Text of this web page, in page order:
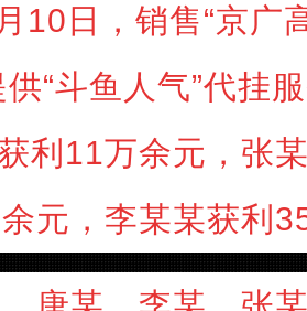
10日，销售“京广
供“斗鱼人气”代挂
利11万余元，张
元，李某某获利